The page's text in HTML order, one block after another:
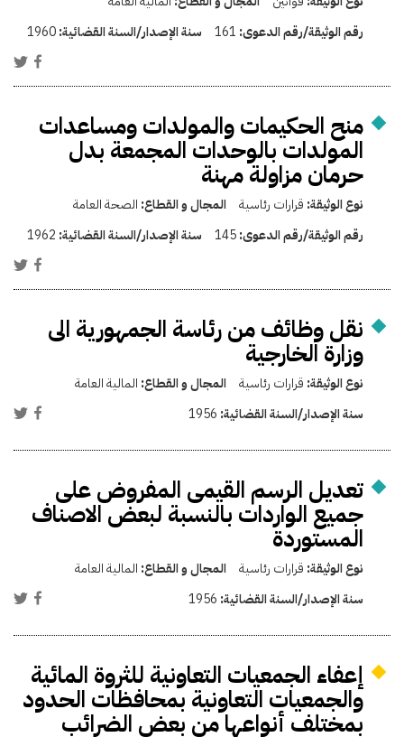
رقم الوثيقة/رقم الدعوى: 161 سنة الإصدار/السنة القضائية:1960
منح الحكيمات والمولدات ومساعدات
المولدات بالوحدات المجمعة بدل
حرمان مزاولة مهنة
نوع الوثيقة: قرارات رئاسية المجال و القطاع: الصحة العامة
رقم الوثيقة/رقم الدعوى:145 سنة الإصدار/السنة القضائية: 1962
نقل وظائف من رئاسة الجمهورية الى
وزارة الخارجية
نوع الوثيقة: قرارات رئاسية المجال و القطاع: المالية العامة
سنة الإصدار/السنة القضائية: 1956
تعديل الرسم القيمى المفروض على
جميع الواردات بالنسبة لبعض الاصناف
المستوردة
نوع الوثيقة: قرارات رئاسية المجال و القطاع: المالية العامة
سنة الإصدار/السنة القضائية: 1956
إعفاء الجمعيات التعاونية للثروة المائية
والجمعيات التعاونية بمحافظات الحدود
بمختلف أنواعها من بعض الضرائب